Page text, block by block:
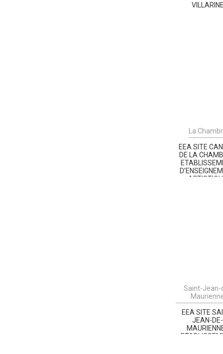
La
EEA SITE
DE LA
Saint-Jean-
EEA SITE
JEAN-DE-